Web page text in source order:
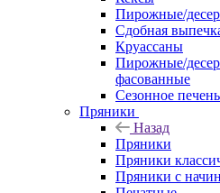
Пирожные/
Сдобная
Круассаны
Пирожные/
фасованные
Сезонное
Пряники
Назад
Пряники
Пряники
Пряники с